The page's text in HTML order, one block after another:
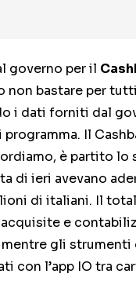
governo per il
non bastare per
i dati forniti dal
Il
è partito lo
di ieri avevano
di italiani. Il
e
gli strumenti
con l’app IO tra